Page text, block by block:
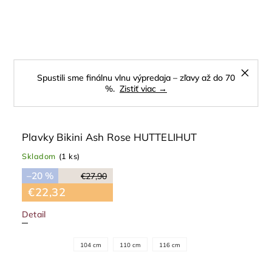
Spustili sme finálnu vlnu výpredaja – zľavy až do 70
%. Zistiť viac →
Plavky Bikini Ash Rose HUTTELIHUT
Skladom (1 ks)
€27,90
–20 %
€22,32
Detail
104 cm 110 cm 116 cm